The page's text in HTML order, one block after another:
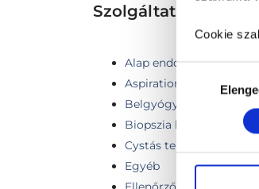
Cookie
Hozzájárulás
kiválasztása
Szolgáltatások
Alap endokrinológiai
Aspiration cytology
Belgyógyászati kontroll
Biopszia kenet számtől
Cystás területek
Egyéb